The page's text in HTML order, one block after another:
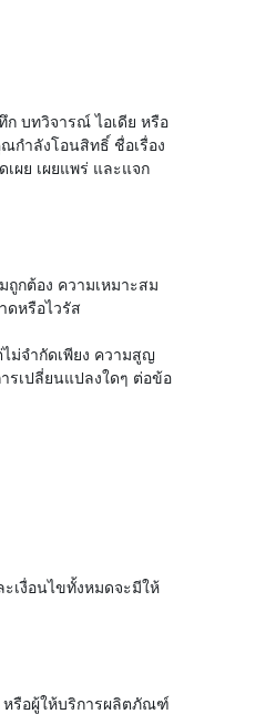
บทวิจารณ์ ไอเดีย หรือ
กำลังโอนสิทธิ์ ชื่อเรื่อง
ผย เผยแพร่ และแจก
ถูกต้อง ความเหมาะสม
ดหรือไวรัส
ม่จำกัดเพียง ความสูญ
รเปลี่ยนแปลงใดๆ ต่อข้อ
เงื่อนไขทั้งหมดจะมีให้
หรือผู้ให้บริการผลิตภัณฑ์